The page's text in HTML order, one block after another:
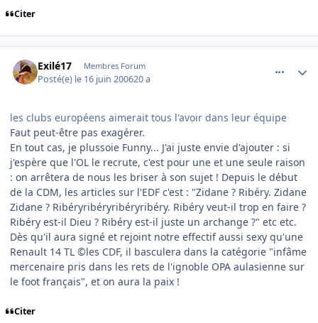
Citer
Exilé17 Membres Forum
Posté(e) le 16 juin 200620 a
les clubs européens aimerait tous l'avoir dans leur équipe
Faut peut-être pas exagérer.
En tout cas, je plussoie Funny... J'ai juste envie d'ajouter : si
j'espère que l'OL le recrute, c'est pour une et une seule raison
: on arrêtera de nous les briser à son sujet ! Depuis le début
de la CDM, les articles sur l'EDF c'est : "Zidane ? Ribéry. Zidane
Zidane ? Ribéryribéryribéryribéry. Ribéry veut-il trop en faire ?
Ribéry est-il Dieu ? Ribéry est-il juste un archange ?" etc etc.
Dès qu'il aura signé et rejoint notre effectif aussi sexy qu'une
Renault 14 TL ©les CDF, il basculera dans la catégorie "infâme
mercenaire pris dans les rets de l'ignoble OPA aulasienne sur
le foot français", et on aura la paix !
Citer